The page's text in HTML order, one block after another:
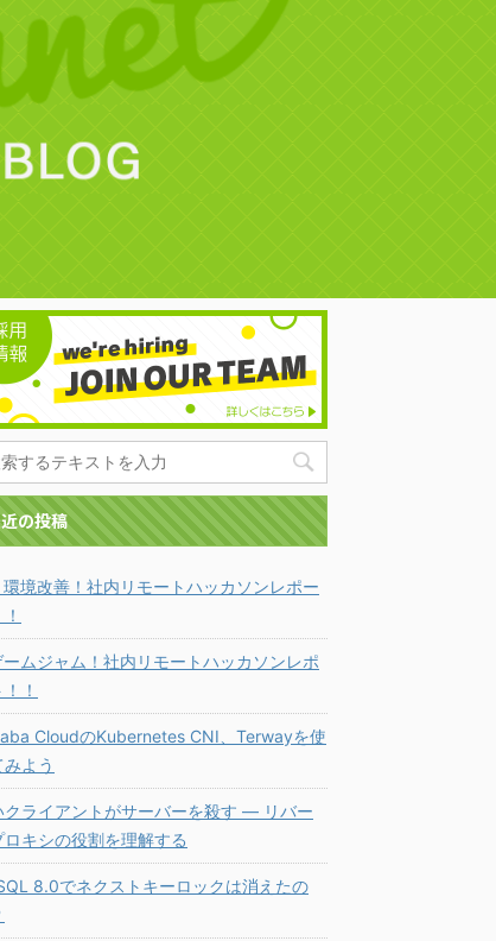
の投稿
環境改善！社内リモートハッカソンレポー
ームジャム！社内リモートハッカソンレポ
！
CloudのKubernetes CNI、Terwayを使
みよう
クライアントがサーバーを殺す ― リバー
ロキシの役割を理解する
8.0でネクストキーロックは消えたの